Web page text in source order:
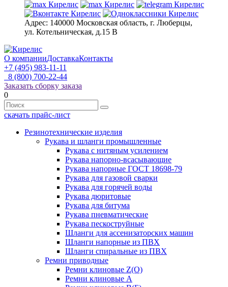
Адрес: 140000 Московская область, г. Люберцы,
ул. Котельническая, д.15 В
О компанииДоставкаКонтакты
+7 (495) 983-11-11
8 (800) 700-22-44
Заказать сборку заказа
0
скачать прайс-лист
Резинотехнические изделия
Рукава и шланги промышленные
Рукава с нитяным усилением
Рукава напорно-всасывающие
Рукава напорные ГОСТ 18698-79
Рукава для газовой сварки
Рукава для горячей воды
Рукава дюритовые
Рукава для битума
Рукава пневматические
Рукава пескоструйные
Шланги для ассенизаторских машин
Шланги напорные из ПВХ
Шланги спиральные из ПВХ
Ремни приводные
Ремни клиновые Z(О)
Ремни клиновые А